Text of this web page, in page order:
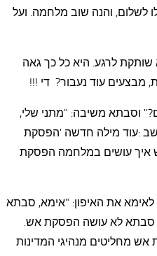
והנה שוב מלחמה. ועל
לרגע. היא כל כך גאה
מבצעים עוד נעבור? די !!!
וסבתא משיבה: "מתני שלי,
:עוד מילה חדשה 'הפסקת
איך עושים במלחמה הפסקת
לאימא את האיפון: "אימא, סבתא
סבתא לא עושה הפסקת אש.
מחליטים מנהיגי המדינות